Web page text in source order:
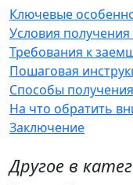
Ключевые
Условия
Требования к
Пошаговая
Способы
На что обратить
Заключение
Другое в